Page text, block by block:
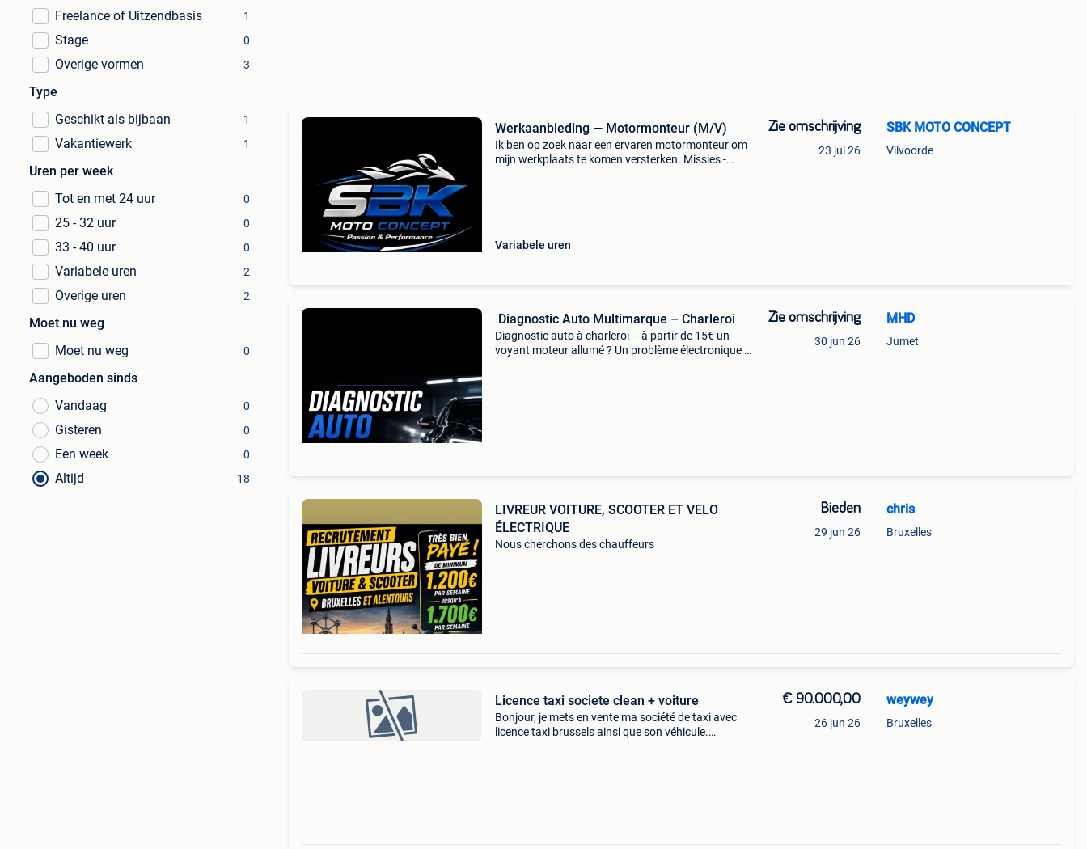
Freelance of Uitzendbasis 1
Stage 0
Overige vormen 3
Type
Geschikt als bijbaan
1
Vakantiewerk 1
Uren per week
Tot en met 24 uur
0
25 - 32 uur 0
33 - 40 uur 0
Variabele uren 2
Overige uren 2
Moet nu weg
Moet nu weg
0
Aangeboden sinds
Vandaag
0
Gisteren 0
Een week 0
Altijd 18
Werkaanbieding — Motormonteur (M/V)
Ik ben op zoek naar een ervaren motormonteur om
mijn werkplaats te komen versterken. Missies -
Variabele uren
Zie omschrijving
23 jul 26
SBK MOTO CONCEPT
Vilvoorde
️ Diagnostic Auto Multimarque – Charleroi
Diagnostic auto à charleroi – à partir de 15€ un
voyant moteur allumé ? Un problème électronique ?
Zie omschrijving
30 jun 26
MHD
Jumet
LIVREUR VOITURE, SCOOTER ET VELO
ÉLECTRIQUE
Nous cherchons des chauffeurs
Bieden
29 jun 26
chris
Bruxelles
Licence taxi societe clean + voiture
Bonjour, je mets en vente ma société de taxi avec
licence taxi brussels ainsi que son véhicule.
€ 90.000,00
26 jun 26
weywey
Bruxelles